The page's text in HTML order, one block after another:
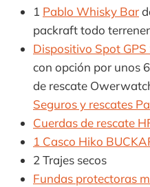
1 Pablo Whisky Bar
packraft todo
Dispositivo Spot
con opción por unos
de rescate
Seguros y rescates
Cuerdas de rescate
1 Casco Hiko
2 Trajes secos
Fundas protectoras